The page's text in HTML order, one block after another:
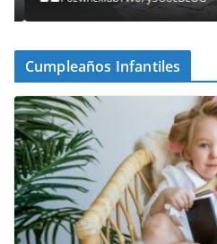
Cumpleaños Infantiles